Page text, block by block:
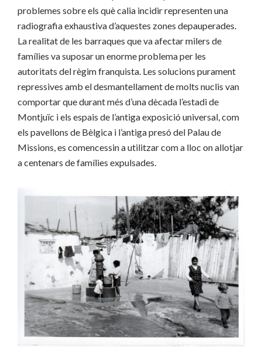
problemes sobre els què calia incidir representen una
radiografia exhaustiva d’aquestes zones depauperades.
La realitat de les barraques que va afectar milers de
famílies va suposar un enorme problema per les
autoritats del règim franquista. Les solucions purament
repressives amb el desmantellament de molts nuclis van
comportar que durant més d’una dècada l’estadi de
Montjuïc i els espais de l’antiga exposició universal, com
els pavellons de Bèlgica i l’antiga presó del Palau de
Missions, es comencessin a utilitzar com a lloc on allotjar
a centenars de famílies expulsades.